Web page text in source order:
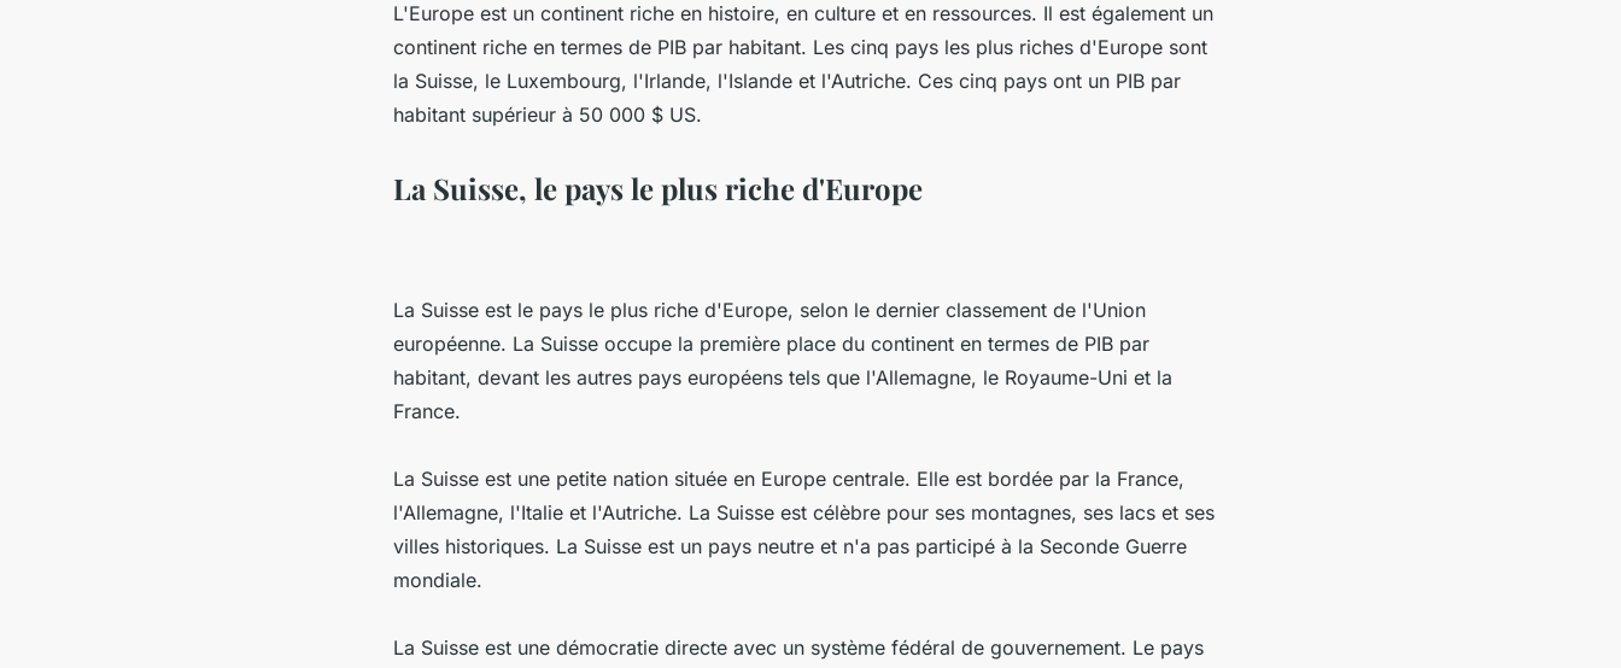
L'Europe est un continent riche en histoire, en culture et en ressources. Il est également un
continent riche en termes de PIB par habitant. Les cinq pays les plus riches d'Europe sont
la Suisse, le Luxembourg, l'Irlande, l'Islande et l'Autriche. Ces cinq pays ont un PIB par
habitant supérieur à 50 000 $ US.
La Suisse, le pays le plus riche d'Europe
La Suisse est le pays le plus riche d'Europe, selon le dernier classement de l'Union
européenne. La Suisse occupe la première place du continent en termes de PIB par
habitant, devant les autres pays européens tels que l'Allemagne, le Royaume-Uni et la
France.
La Suisse est une petite nation située en Europe centrale. Elle est bordée par la France,
l'Allemagne, l'Italie et l'Autriche. La Suisse est célèbre pour ses montagnes, ses lacs et ses
villes historiques. La Suisse est un pays neutre et n'a pas participé à la Seconde Guerre
mondiale.
La Suisse est une démocratie directe avec un système fédéral de gouvernement. Le pays